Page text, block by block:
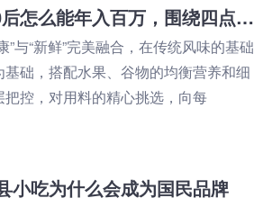
满米酸奶创始人 王晓丰分享00后怎么能年入百万，围绕四点 认知，野心，勇气，执行力！
与“新鲜”完美融合，在传统风味的基础
础，搭配水果、谷物的均衡营养和细
控，对用料的精心挑选，向每
小吃为什么会成为国民品牌